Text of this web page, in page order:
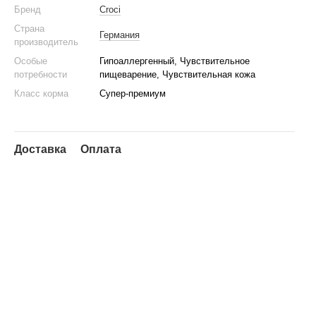
Бренд
Croci
Страна
производитель
Германия
Особые
потребности
Гипоаллергенный, Чувствительное
пищеварение, Чувствительная кожа
Класс корма
Супер-премиум
Доставка
Оплата